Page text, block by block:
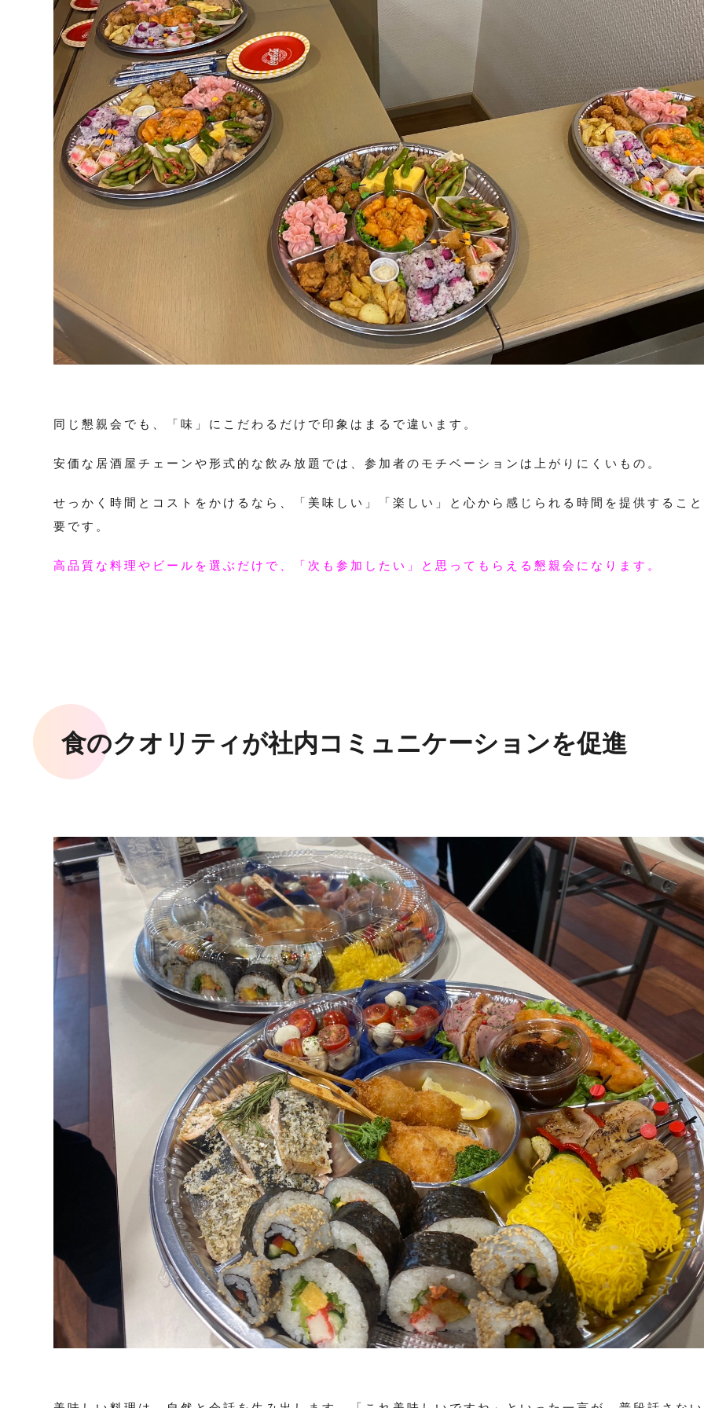
同じ懇親会でも、「味」にこだわるだけで印象はまるで違います。
安価な居酒屋チェーンや形式的な飲み放題では、参加者のモチベーションは上がりにくいもの。
せっかく時間とコストをかけるなら、「美味しい」「楽しい」と心から感じられる時間を提供するこ
要です。
高品質な料理やビールを選ぶだけで、「次も参加したい」と思ってもらえる懇親会になります。
食のクオリティが社内コミュニケーションを促進